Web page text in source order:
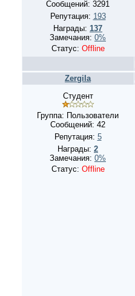
Сообщений: 3291
Репутация: 193
Награды: 137
Замечания: 0%
Статус: Offline
Zergila
Студент
Группа: Пользователи
Сообщений: 42
Репутация: 5
Награды: 2
Замечания: 0%
Статус: Offline